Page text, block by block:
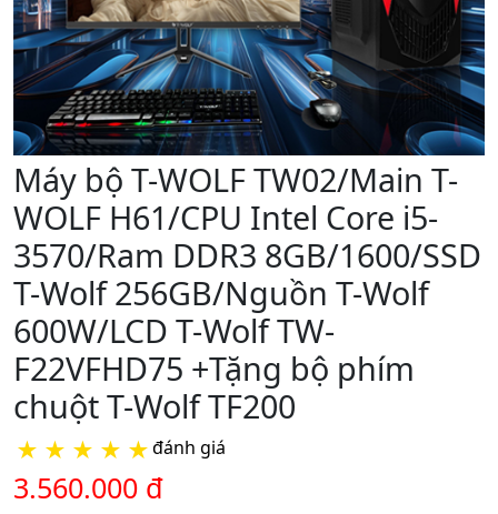
Máy bộ T-WOLF TW02/Main T-
WOLF H61/CPU Intel Core i5-
3570/Ram DDR3 8GB/1600/SSD
T-Wolf 256GB/Nguồn T-Wolf
600W/LCD T-Wolf TW-
F22VFHD75 +Tặng bộ phím
chuột T-Wolf TF200
★ ★ ★ ★ ★đánh giá
3.560.000 đ